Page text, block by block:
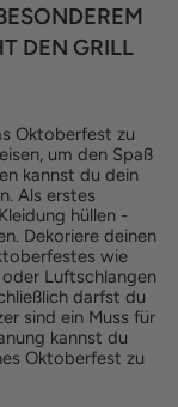
DEN GRILL
Oktoberfest zu
um den Spaß
kannst du dein
Als erstes
hüllen -
Dekoriere deinen
wie
Luftschlangen
darfst du
sind ein Muss für
kannst du
Oktoberfest zu